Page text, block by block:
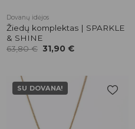
Dovanų idėjos
Žiedų komplektas | SPARKLE
& SHINE
63,80€ Original
price
31,90€Current
SU DOVANA!